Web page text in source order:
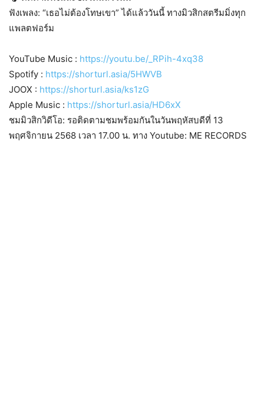
ฟังเพลง: “เธอไม่ต้องโทษเขา” ได้แล้ววันนี้ ทางมิวสิกสตรีมมิ่งทุก
แพลตฟอร์ม
YouTube Music : https://youtu.be/_RPih-4xq38
Spotify : https://shorturl.asia/5HWVB
JOOX : https://shorturl.asia/ks1zG
Apple Music : https://shorturl.asia/HD6xX
ชมมิวสิกวิดีโอ: รอติดตามชมพร้อมกันในวันพฤหัสบดีที่ 13
พฤศจิกายน 2568 เวลา 17.00 น. ทาง Youtube: ME RECORDS